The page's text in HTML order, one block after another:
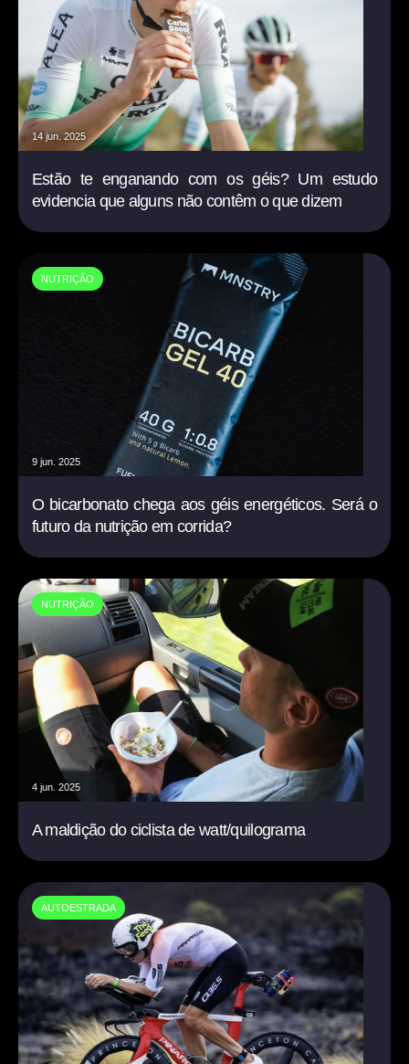
14 jun. 2025
Estão te enganando com os géis? Um estudo
evidencia que alguns não contêm o que dizem
NUTRIÇÃO
9 jun. 2025
O bicarbonato chega aos géis energéticos. Será o
futuro da nutrição em corrida?
NUTRIÇÃO
4 jun. 2025
A maldição do ciclista de watt/quilograma
AUTOESTRADA